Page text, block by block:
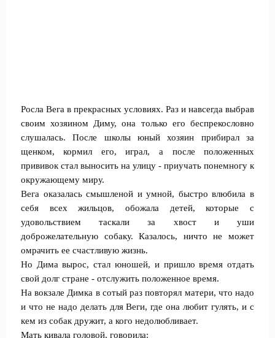
Росла Вега в прекрасных условиях. Раз и навсегда выбрав
своим хозяином Диму, она только его беспрекословно
слушалась. После школы юный хозяин прибирал за
щенком, кормил его, играл, а после положенных
прививок стал выносить на улицу - приучать понемногу к
окружающему миру.
Вега оказалась смышленой и умной, быстро влюбила в
себя всех жильцов, обожала детей, которые с
удовольствием таскали за хвост и уши
доброжелательную собаку. Казалось, ничто не может
омрачить ее счастливую жизнь.
Но Дима вырос, стал юношей, и пришло время отдать
свой долг стране - отслужить положенное время.
На вокзале Димка в сотый раз повторял матери, что надо
и что не надо делать для Веги, где она любит гулять, и с
кем из собак дружит, а кого недолюбливает.
Мать кивала головой, говорила: